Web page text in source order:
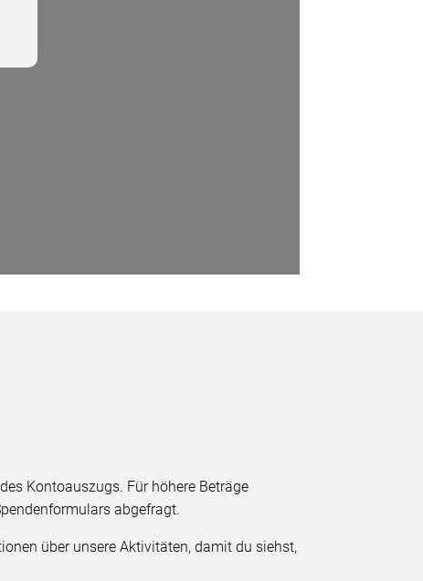
Kontoauszugs. Für höhere Beträge
abgefragt.
über unsere Aktivitäten, damit du siehst,